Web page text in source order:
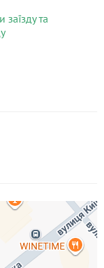
заїзду та